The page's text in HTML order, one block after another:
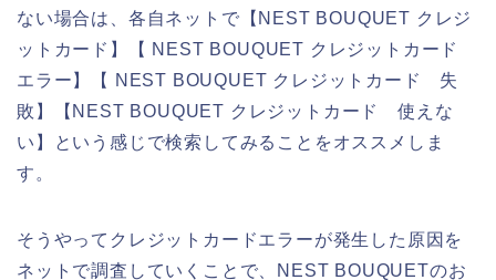
ない場合は、各自ネットで【NEST BOUQUET クレジ
ットカード】【 NEST BOUQUET クレジットカード
エラー】【 NEST BOUQUET クレジットカード 失
敗】【NEST BOUQUET クレジットカード 使えな
い】という感じで検索してみることをオススメしま
す。
そうやってクレジットカードエラーが発生した原因を
ネットで調査していくことで、NEST BOUQUETのお